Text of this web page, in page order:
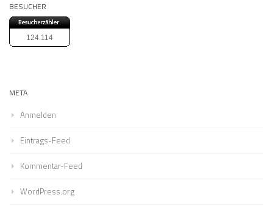
BESUCHER
124.114
META
Anmelden
Eintrags-Feed
Kommentar-Feed
WordPress.org